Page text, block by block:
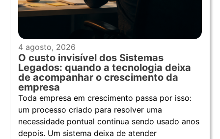
4 agosto, 2026
O custo invisível dos Sistemas
Legados: quando a tecnologia deixa
de acompanhar o crescimento da
empresa
Toda empresa em crescimento passa por isso:
um processo criado para resolver uma
necessidade pontual continua sendo usado anos
depois. Um sistema deixa de atender